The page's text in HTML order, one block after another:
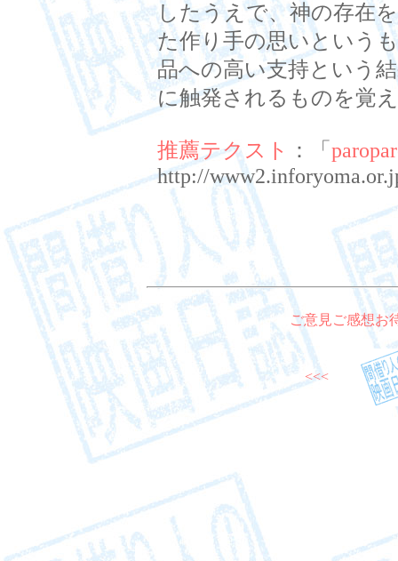
したうえで、神の存在
た作り手の思いという
品への高い支持という
に触発されるものを覚
推薦テクスト ：「
http://
ご意見ご感想お
<<<